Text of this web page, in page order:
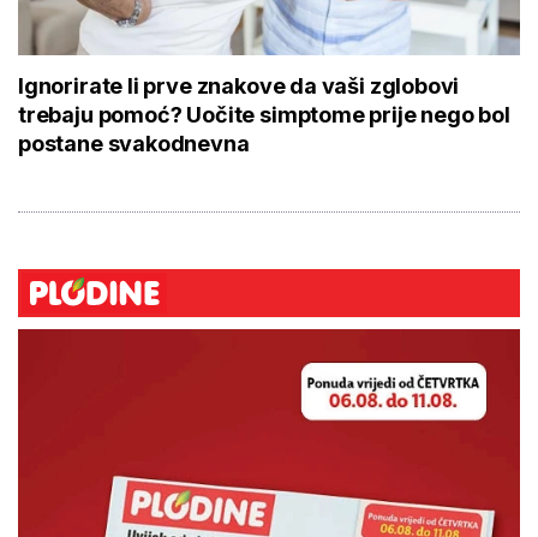
Ignorirate li prve znakove da vaši zglobovi
trebaju pomoć? Uočite simptome prije nego bol
postane svakodnevna